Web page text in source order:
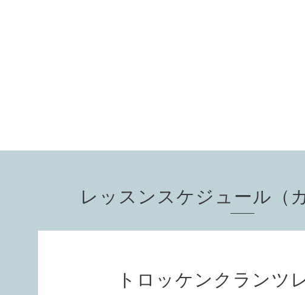
レッスンスケジュール（
トロッケンクランツ